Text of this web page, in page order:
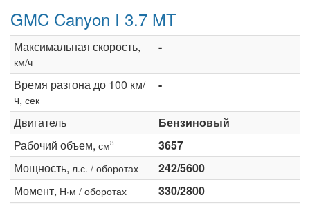
GMC Canyon I 3.7 MT
Максимальная скорость,
км/ч
-
Время разгона до 100 км/
ч, сек
-
Двигатель
Бензиновый
Рабочий объем, см3
3657
Мощность, л.с. / оборотах
242/5600
Момент, Н·м / оборотах
330/2800